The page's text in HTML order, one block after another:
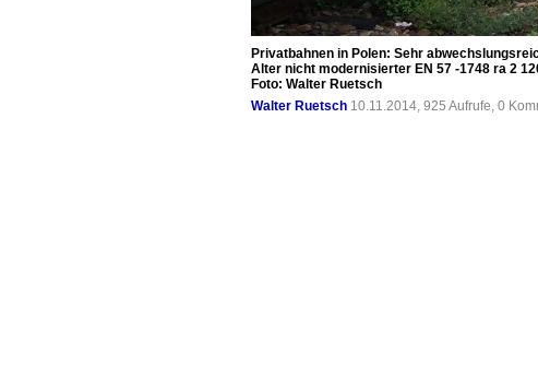
Privatbahnen in Polen: Sehr
Alter nicht modernisierter EN 57 -1748 ra 2
Foto: Walter Ruetsch
Walter Ruetsch 10.11.2014, 925 Aufrufe, 0